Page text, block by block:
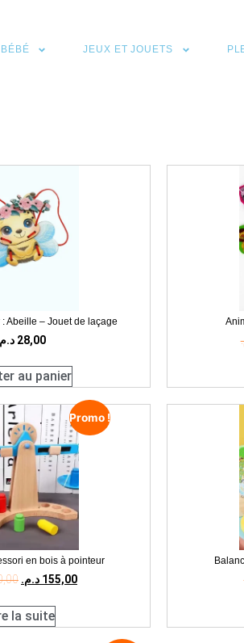
JEUX ET JOUETS
Abeille – Jouet de laçage
28,00
au panier
Promo !
en bois à pointeur
155,00 د.م.
la suite